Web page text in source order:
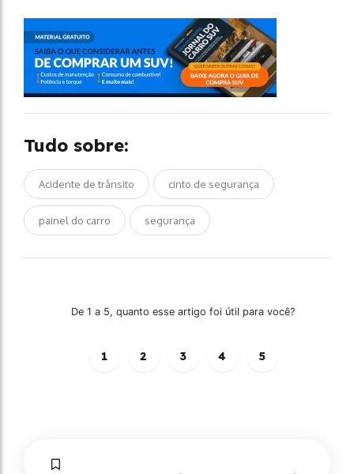
Tudo sobre:
Acidente de trânsito cinto de segurança
painel do carro segurança
De 1 a 5, quanto esse artigo foi útil para você?
1 2 3 4 5